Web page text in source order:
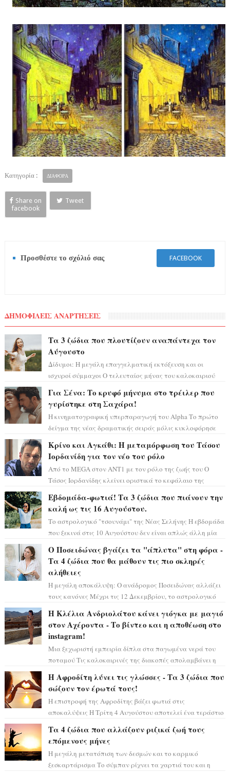
Κατηγορία : ΔΙΑΦΟΡΑ
Share on
facebook
Tweet
Προσθέστε το σχόλιό σας FACEBOOK
ΔΗΜΟΦΙΛΕΙΣ ΑΝΑΡΤΗΣΕΙΣ
Τα 3 ζώδια που πλουτίζουν αναπάντεχα τον
Αύγουστο
Δίδυμοι: Η μεγάλη επαγγελματική εκτόξευση και οι
ισχυροί σύμμαχοι Ο τελευταίος μήνας του καλοκαιριού
Για Σένα: Το κρυφό μήνυμα στο τρέιλερ που
γυρίστηκε στη Σαχάρα!
Η κινηματογραφική υπερπαραγωγή του Alpha Το πρώτο
δείγμα της νέας δραματικής σειράς μόλις κυκλοφόρησε
Κρίνο και Αγκάθι: Η μεταμόρφωση του Τάσου
Ιορδανίδη για τον νέο του ρόλο
Από το MEGA στον ΑΝΤ1 με τον ρόλο της ζωής του Ο
Τάσος Ιορδανίδης κλείνει οριστικά το κεφάλαιο της
Εβδομάδα-φωτιά! Τα 3 ζώδια που πιάνουν την
καλή ως τις 16 Αυγούστου.
Το αστρολογικό "τσουνάμι" της Νέας Σελήνης Η εβδομάδα
που ξεκινά στις 10 Αυγούστου δεν είναι απλώς άλλη μία
Ο Ποσειδώνας βγάζει τα "άπλυτα" στη φόρα -
Τα 4 ζώδια που θα μάθουν τις πιο σκληρές
αλήθειες
Η μεγάλη αποκάλυψη: Ο ανάδρομος Ποσειδώνας αλλάζει
τους κανόνες Μέχρι τις 12 Δεκεμβρίου, το αστρολογικό
Η Κλέλια Ανδριολάτου κάνει γιόγκα με μαγιό
στον Αχέροντα - Το βίντεο και η αποθέωση στο
instagram!
Μια ξεχωριστή εμπειρία δίπλα στα παγωμένα νερά του
ποταμού Τις καλοκαιρινές της διακοπές απολαμβάνει η
Η Αφροδίτη λύνει τις γλώσσες - Τα 3 ζώδια που
σώζουν τον έρωτά τους!
Η επιστροφή της Αφροδίτης βάζει φωτιά στις
αποκαλύψεις Η Τρίτη 4 Αυγούστου αποτελεί ένα τεράστιο
Τα 4 ζώδια που αλλάζουν ριζικά ζωή τους
επόμενους μήνες
Η μεγάλη μετατόπιση των δεσμών και το καρμικό
ξεσκαρτάρισμα Το σύμπαν ρίχνει τα χαρτιά του και η